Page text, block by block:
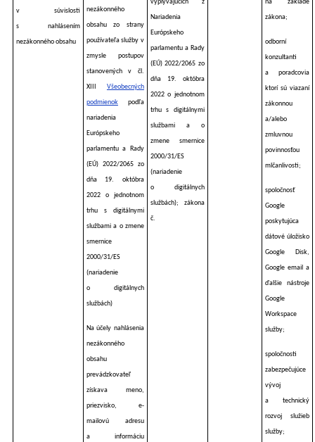
v súvislosti
s nahlásením
nezákonného obsahu
nezákonného
obsahu zo strany
používateľa služby v
zmysle postupov
stanovených v čl.
XIII Všeobecných
podmienokpodľa
nariadenia
Európskeho
parlamentu a Rady
(EÚ) 2022/2065 zo
dňa 19. októbra
2022 o jednotnom
trhu s digitálnymi
službami a o zmene
smernice
2000/31/ES
(nariadenie
o digitálnych
službách)
Na účely nahlásenia
nezákonného
obsahu
prevádzkovateľ
získava meno,
priezvisko, e-
mailovú adresu
a informáciu
vyplývajúcich z
Nariadenia
Európskeho
parlamentu a Rady
(EÚ) 2022/2065 zo
dňa 19. októbra
2022 o jednotnom
trhu s digitálnymi
službami a o
zmene smernice
2000/31/ES
(nariadenie
o digitálnych
službách); zákona
č.
na základe
zákona;
odborní
konzultanti
a poradcovia
ktorí sú viazaní
zákonnou
a/alebo
zmluvnou
povinnosťou
mlčanlivosti;
spoločnosť
Google
poskytujúca
dátové úložisko
Google Disk,
Google email a
ďalšie nástroje
Google
Workspace
služby;
spoločnosti
zabezpečujúce
vývoj
a technický
rozvoj služieb
služby;